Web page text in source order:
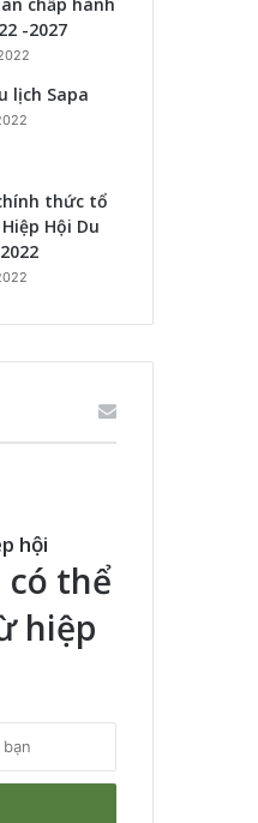
-2027
lịch Sapa
thức tổ
Hội Du
hội
có thể
hiệp